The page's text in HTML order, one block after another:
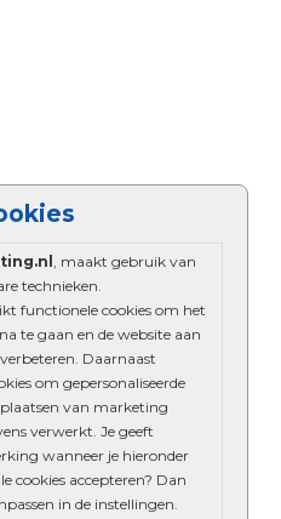
, maakt gebruik van
technieken.
functionele cookies om het
te gaan en de website aan
Daarnaast
om gepersonaliseerde
van marketing
verwerkt. Je geeft
wanneer je hieronder
cookies accepteren? Dan
in de instellingen.